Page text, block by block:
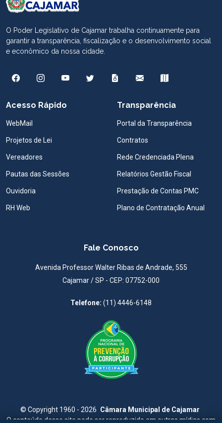
O Poder Legislativo de Cajamar trabalha continuamente para
garantir a transparência, fiscalização e o desenvolvimento social
e econômico da nossa cidade.
Acesso Rápido
WebMail
Projetos de Lei
Vereadores
Pautas das Sessões
Ouvidoria
RH Web
Transparência
Portal da Transparência
Contratos
Rede Credenciada Plena
Relatórios Gestão Fiscal
Prestação de Contas PMC
Plano de Contratação Anual
Fale Conosco
Avenida Professor Walter Ribas de Andrade, 555
Cajamar / SP - CEP: 07752-000
Telefone: (11) 4446-6148
© Copyright 1960 - 2026 Câmara Municipal de Cajamar
O conteúdo desse site pode ser reproduzido em outras mídias com